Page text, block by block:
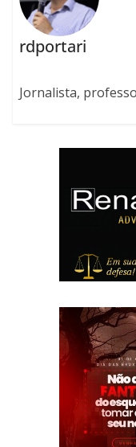
rdportari
Jornalista,